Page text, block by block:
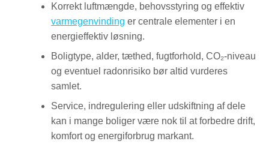
Korrekt luftmængde, behovsstyring og effektiv
varmegenvinding er centrale elementer i en
energieffektiv løsning.
Boligtype, alder, tæthed, fugtforhold, CO₂-niveau
og eventuel radonrisiko bør altid vurderes
samlet.
Service, indregulering eller udskiftning af dele
kan i mange boliger være nok til at forbedre drift,
komfort og energiforbrug markant.